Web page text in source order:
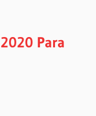
Para